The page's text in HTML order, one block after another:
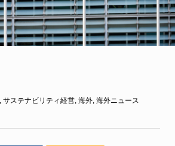
サステナビリティ経営, 海外, 海外ニュース